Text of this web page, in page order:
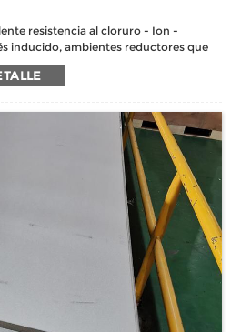
resistencia al cloruro - Ion -
inducido, ambientes reductores que
ambientes oxidantes que
y picaduras, corrosión de grietas y
moderadamente altas de